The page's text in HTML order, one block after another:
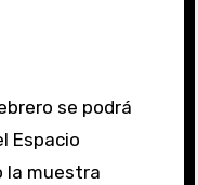
Espacio
la muestra